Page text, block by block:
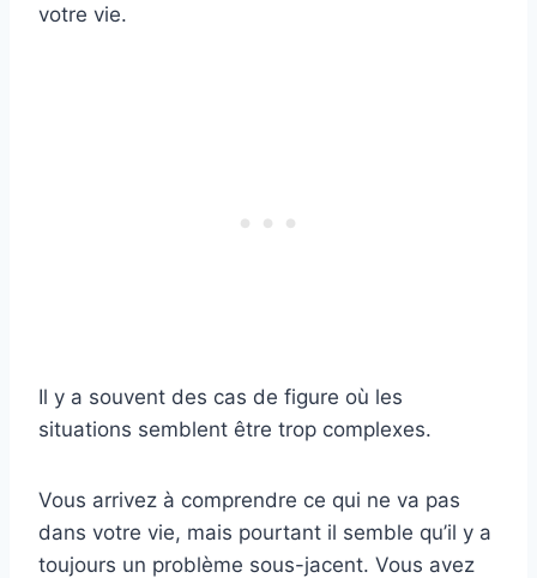
votre vie.
Il y a souvent des cas de figure où les
situations semblent être trop complexes.
Vous arrivez à comprendre ce qui ne va pas
dans votre vie, mais pourtant il semble qu’il y a
toujours un problème sous-jacent. Vous avez